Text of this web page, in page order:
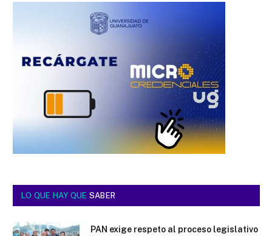
LO QUE HAY QUE SABER
PAN exige respeto al proceso legislativo